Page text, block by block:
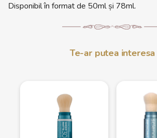
Disponibil în format de 50ml și 78ml.
Te-ar putea interesa